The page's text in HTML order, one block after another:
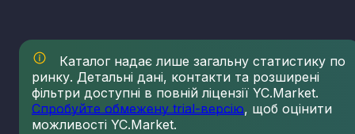
Каталог надає лише загальну статистику по
ринку. Детальні дані, контакти та розширені
фільтри доступні в повній ліцензії YC.Market.
Спробуйте обмежену trial-версію, щоб оцінити
можливості YC.Market.